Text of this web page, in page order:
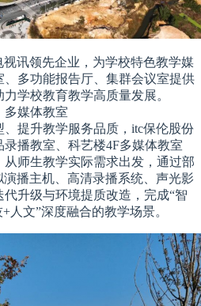
讯领先企业，为学校特色教学媒
多功能报告厅、集群会议室提供
学校教育教学高质量发展。
多媒体教室
提升教学服务品质，itc保伦股份
播教室、科艺楼4F多媒体教室
师生教学实际需求出发，通过部
播主机、高清录播系统、声光影
升级与环境提质改造，完成“智
人文”深度融合的教学场景。